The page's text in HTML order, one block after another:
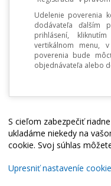
Udelenie poverenia
dodávateľa ďalším
prihlásení,
vertikálnom menu,
poverenia bude
objednávateľa alebo
S cieľom zabezpečiť
ukladáme niekedy na
cookie. Svoj súhlas
Upresniť nastaveníe